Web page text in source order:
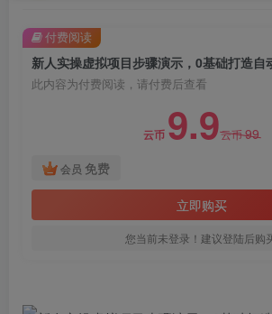
此内容为付费阅读，请付费后查看
云币 9.9云币99
会员 免费
立即购买
您当前未登录！建议登陆后购
付费阅读